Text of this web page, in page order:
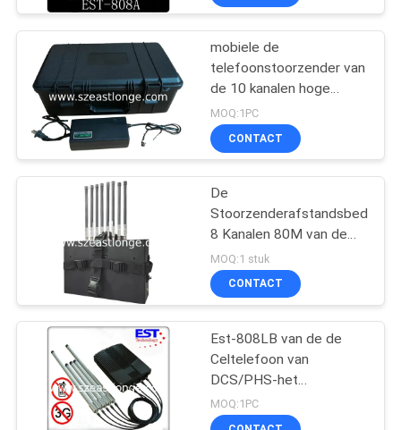
mobiele de
telefoonstoorzender van
de 10 kanalen hoge
macht, met ingebouwde
batterij en antenne, bi-
gebruik met batterij en
MOQ:1PC
CONTACT
De
8 Kanalen 80M van de
rugzak Hoge Macht
Radius Blocking
MOQ:1 stuk
CONTACT
Est-808LB van de de
Celtelefoon van
DCS/PHS-het
Signaalstoorzender voor
Scholen met Hoge
MOQ:1PC